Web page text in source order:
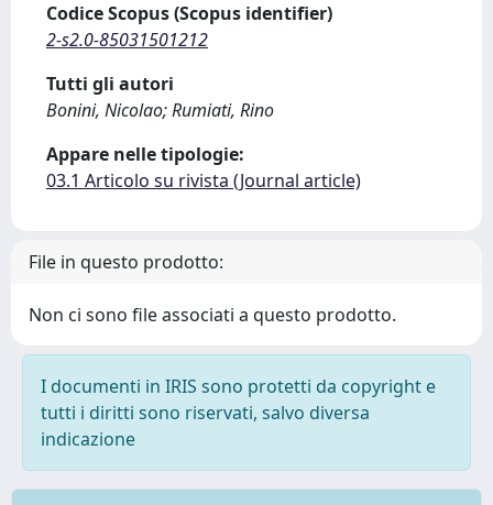
Codice Scopus (Scopus identifier)
2-s2.0-85031501212
Tutti gli autori
Bonini, Nicolao; Rumiati, Rino
Appare nelle tipologie:
03.1 Articolo su rivista (Journal article)
File in questo prodotto:
Non ci sono file associati a questo prodotto.
I documenti in IRIS sono protetti da copyright e
tutti i diritti sono riservati, salvo diversa
indicazione